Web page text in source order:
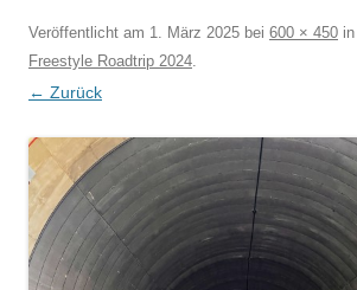
Veröffentlicht am 1. März 2025 bei 600 × 450 in
Freestyle Roadtrip 2024.
← Zurück